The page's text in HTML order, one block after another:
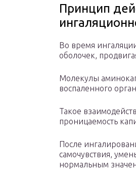
Принцип
Во время
оболочек,
Молекулы
воспаленного
Такое
проницаемость
После
самочувствия,
нормальным